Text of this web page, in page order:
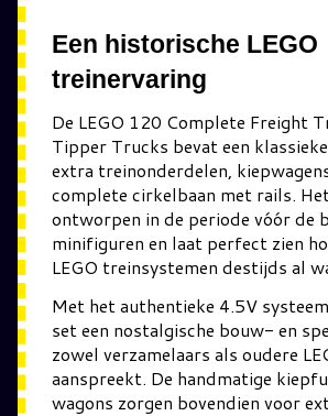
Een historische LEGO
treinervaring
De LEGO 120 Complete Freight
Tipper Trucks bevat een
extra treinonderdelen,
complete cirkelbaan met rails.
ontworpen in de periode vóór de
minifiguren en laat perfect zien
LEGO treinsystemen destijds al
Met het authentieke 4.5V
set een nostalgische bouw- en
zowel verzamelaars als oudere
aanspreekt. De handmatige
wagons zorgen bovendien voor